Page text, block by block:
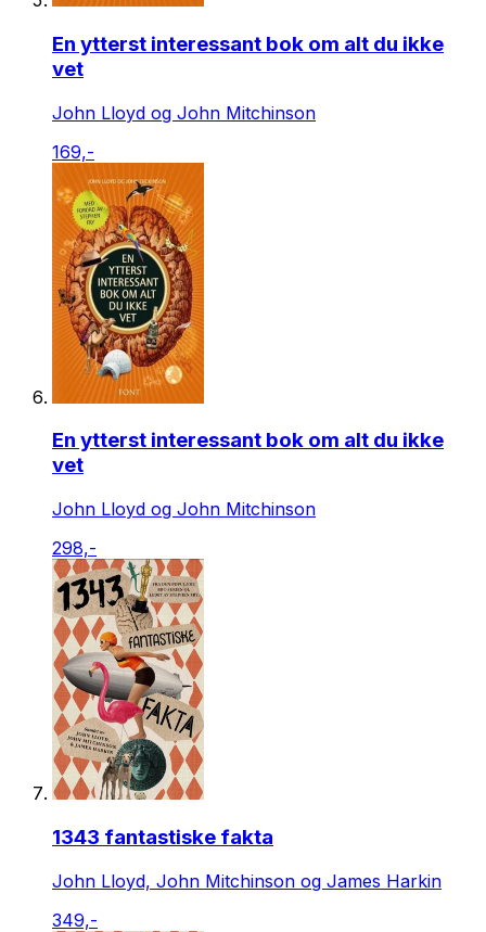
En ytterst interessant bok om alt du ikke
vet
John Lloyd og John Mitchinson
169,-
En ytterst interessant bok om alt du ikke
vet
John Lloyd og John Mitchinson
298,-
1343 fantastiske fakta
John Lloyd, John Mitchinson og James Harkin
349,-